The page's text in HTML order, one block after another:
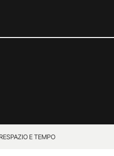
SPAZIO E TEMPO